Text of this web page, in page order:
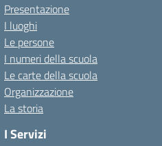
Presentazione
I luoghi
Le persone
I numeri della scuola
Le carte della scuola
Organizzazione
La storia
I Servizi